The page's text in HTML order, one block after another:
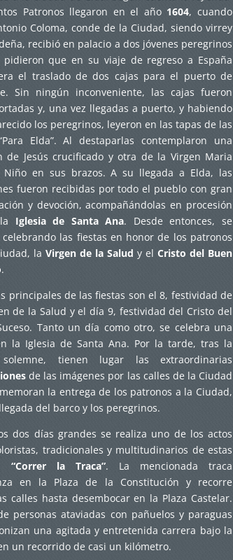
Patronos llegaron en el año 1604, cuando
Coloma, conde de la Ciudad, siendo virrey
recibió en palacio a dos jóvenes peregrinos
que en su viaje de regreso a España
el traslado de dos cajas para el puerto de
Sin ningún inconveniente, las cajas fueron
y, una vez llegadas a puerto, y habiendo
los peregrinos, leyeron en las tapas de las
Elda”. Al destaparlas contemplaron una
de Jesús crucificado y otra de la Virgen Maria
en sus brazos. A su llegada a Elda, las
fueron recibidas por todo el pueblo con gran
y devoción, acompañándolas en procesión
Iglesia de Santa Ana. Desde entonces, se
celebrando las fiestas en honor de los patronos
la Virgen de la Salud y el Cristo del Buen
.
principales de las fiestas son el 8, festividad de
de la Salud y el día 9, festividad del Cristo del
Tanto un día como otro, se celebra una
la Iglesia de Santa Ana. Por la tarde, tras la
solemne, tienen lugar las extraordinarias
de las imágenes por las calles de la Ciudad
la entrega de los patronos a la Ciudad,
del barco y los peregrinos.
dos días grandes se realiza uno de los actos
tradicionales y multitudinarios de estas
“Correr la Traca”. La mencionada traca
en la Plaza de la Constitución y recorre
calles hasta desembocar en la Plaza Castelar.
personas ataviadas con pañuelos y paraguas
una agitada y entretenida carrera bajo la
un recorrido de casi un kilómetro.